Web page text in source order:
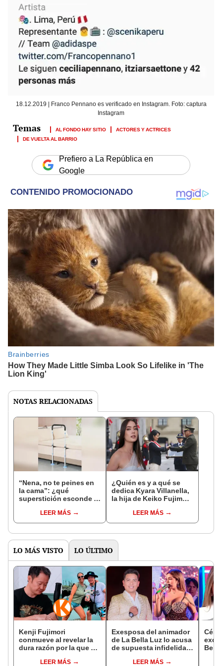
18.12.2019 | Franco Pennano es verificado en Instagram. Foto: captura
Instagram
AL FONDO HAY SITIO
ACTORES Y ACTRICES
DE VUELTA AL BARRIO
Prefiero a La República en
Google
NOTAS RELACIONADAS
“Nena, no te peines en
la cama”: ¿qué
superstición esconde la
Enanitos Verdes?
LEER MÁS
¿Quién es y a qué se
dedica Kyara Villanella,
la hija de Keiko Fujimori
nivel nacional?
LEER MÁS
LO MÁS VISTO LO ÚLTIMO
Kenji Fujimori
conmueve al revelar la
dura razón por la que no
esposa Erika Muñóz: "El
LEER MÁS
Exesposa del animador
de La Bella Luz lo acusa
de supuesta infidelidad
expone chats
LEER MÁS